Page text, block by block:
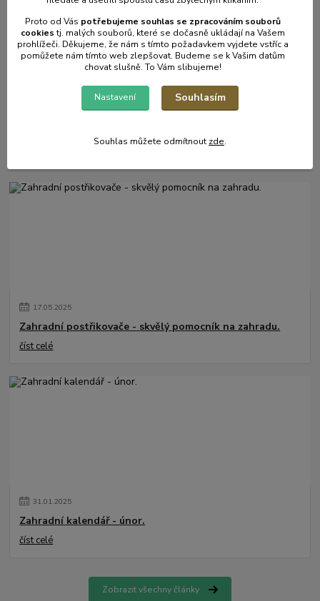
17.05.2025
Zahradní postřikovače - skvělý pomocník na zahradu.
číst celé
31.01.2025
Zahradní kalendář - únor.
číst celé
Zobrazit všechny články
Proto od Vás potřebujeme souhlas se zpracováním souborů
cookiestj. malých souborů, které se dočasně ukládají na Vašem
prohlížeči. Děkujeme, že nám s tímto požadavkem vyjdete vstříc a
pomůžete nám tímto web zlepšovat. Budeme se k Vašim datům
chovat slušně. To Vám slibujeme!
Nastavení Souhlasím
Souhlas můžete odmítnout zde.